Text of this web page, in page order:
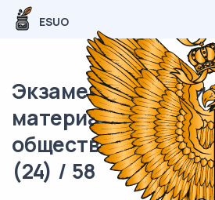
ESUO
Экзаменационный
материал ОГЭ /
обществознание /
(24) / 58